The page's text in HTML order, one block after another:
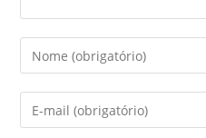
Digite
seu
nome
ou
Digite
seu